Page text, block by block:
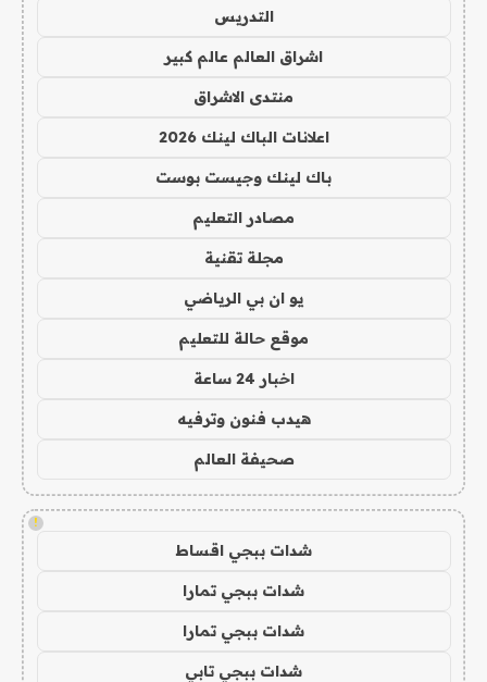
التدريس
اشراق العالم عالم كبير
منتدى الاشراق
اعلانات الباك لينك 2026
باك لينك وجيست بوست
مصادر التعليم
مجلة تقنية
يو ان بي الرياضي
موقع حالة للتعليم
اخبار 24 ساعة
هيدب فنون وترفيه
صحيفة العالم
!
شدات ببجي اقساط
شدات ببجي تمارا
شدات ببجي تمارا
شدات ببجي تابي